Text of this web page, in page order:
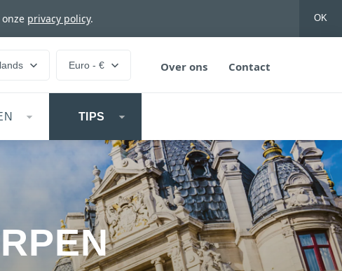
privacy policy. OK
Euro - € Over ons Contact
TIPS